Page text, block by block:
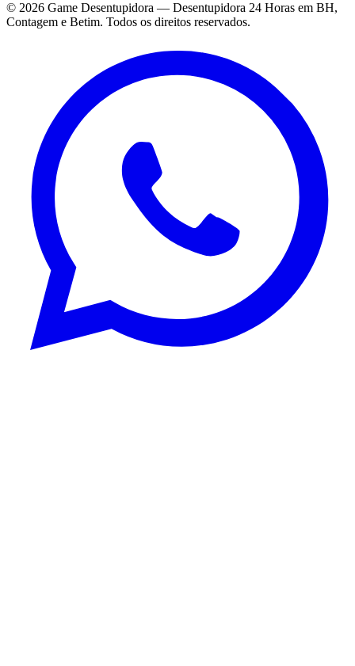
© 2026 Game Desentupidora — Desentupidora 24 Horas em BH,
Contagem e Betim. Todos os direitos reservados.